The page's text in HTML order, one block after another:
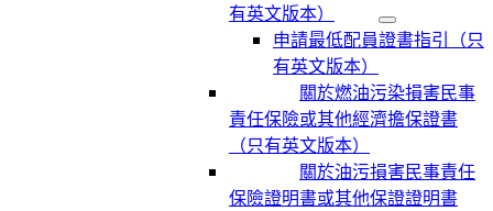
有英文版本）
申請最低配員證書指引（只
有英文版本）
關於燃油污染損害民事
責任保險或其他經濟擔保證書
（只有英文版本）
關於油污損害民事責任
保險證明書或其他保證證明書